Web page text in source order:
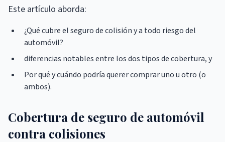
Este artículo aborda:
¿Qué cubre el seguro de colisión y a todo riesgo del
automóvil?
diferencias notables entre los dos tipos de cobertura, y
Por qué y cuándo podría querer comprar uno u otro (o
ambos).
Cobertura de seguro de automóvil
contra colisiones